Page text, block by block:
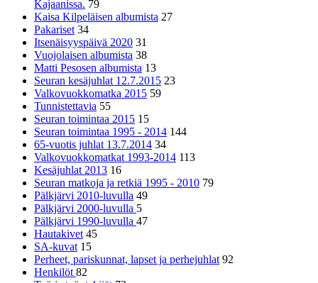
Kajaanissa. 79
Kaisa Kilpeläisen albumista 27
Pakariset 34
Itsenäisyyspäivä 2020 31
Vuojolaisen albumista 38
Matti Pesosen albumista 13
Seuran kesäjuhlat 12.7.2015 23
Valkovuokkomatka 2015 59
Tunnistettavia 55
Seuran toimintaa 2015 15
Seuran toimintaa 1995 - 2014 144
65-vuotis juhlat 13.7.2014 34
Valkovuokkomatkat 1993-2014 113
Kesäjuhlat 2013 16
Seuran matkoja ja retkiä 1995 - 2010 79
Pälkjärvi 2010-luvulla 49
Pälkjärvi 2000-luvulla 5
Pälkjärvi 1990-luvulla 47
Hautakivet 45
SA-kuvat 15
Perheet, pariskunnat, lapset ja perhejuhlat 92
Henkilöt82